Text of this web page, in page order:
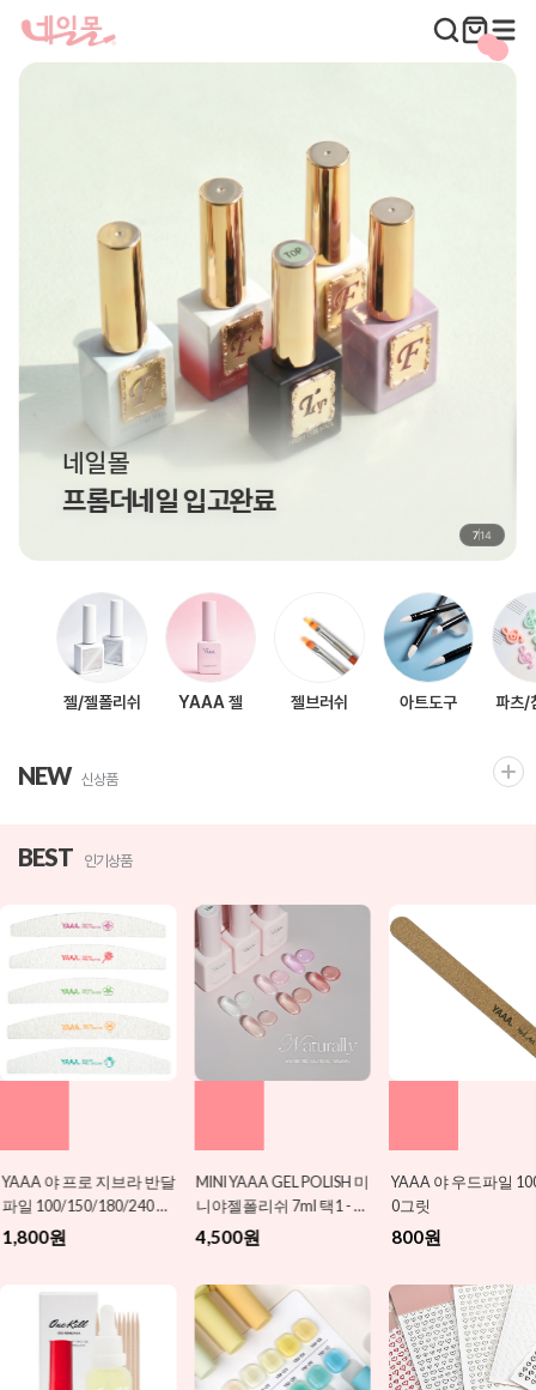
네일몰
프롬더네일 입고완료
814
젤/젤폴리쉬 YAAA 젤 젤브러쉬 아트도구 파츠/
NEW 신상품
BEST 인기상품
MINI YAAA GEL POLISH 미
니야젤폴리쉬 7ml 택1 - 여
름 신상 추가
4,500원
YAAA 야 우드파일 100/10
0그릿
800원
하와이안 꽃 파츠 6종
800원